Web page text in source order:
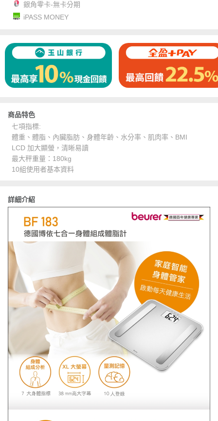
銀角零卡-無卡分期
iPASS MONEY
商品特色
七項指標:
體重、體脂、內臟脂肪、身體年齡、水分率、肌肉率、BMI
LCD 加大顯螢，清晰易讀
最大秤重量：180kg
10組使用者基本資料
詳細介紹